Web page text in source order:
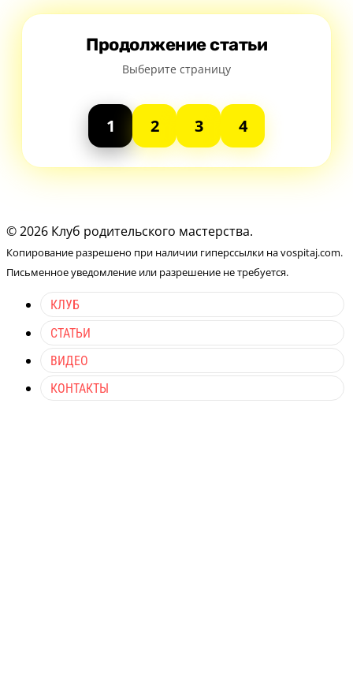
Продолжение статьи
Выберите страницу
1 2 3 4
© 2026 Клуб родительского мастерства.
Копирование разрешено при наличии гиперссылки на vospitaj.com.
Письменное уведомление или разрешение не требуется.
КЛУБ
СТАТЬИ
ВИДЕО
КОНТАКТЫ